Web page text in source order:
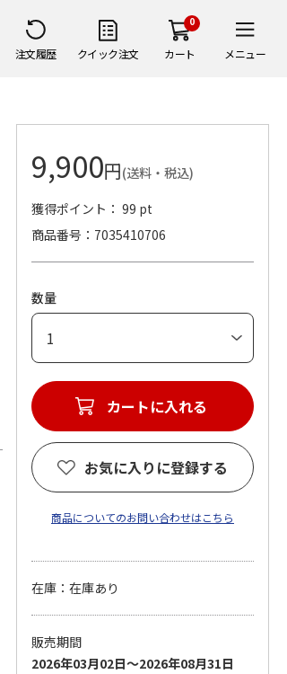
注文履歴 クイック注文
0
カート メニュー
9,900円(送料・税込)
獲得ポイント： 99 pt
商品番号
7035410706
数量
カートに入れる
お気に入りに登録する
商品についてのお問い合わせはこちら
在庫：在庫あり
販売期間
2026年03月02日～2026年08月31日